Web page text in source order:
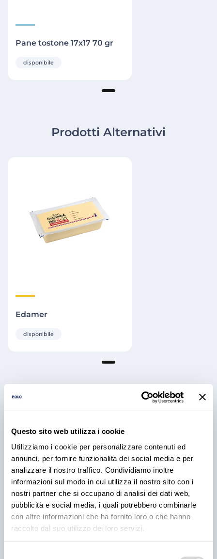
Questo sito web utilizza i cookie
Utilizziamo i cookie per personalizzare contenuti ed
annunci, per fornire funzionalità dei social media e per
analizzare il nostro traffico. Condividiamo inoltre
informazioni sul modo in cui utilizza il nostro sito con i
nostri partner che si occupano di analisi dei dati web,
pubblicità e social media, i quali potrebbero combinarle
con altre informazioni che ha fornito loro o che hanno
raccolto dal suo utilizzo dei loro servizi.
Pane tostone 17x17 70 gr
disponibile
Prodotti Alternativi
Edamer
disponibile
Articoli e Iniziative
RICETTE
BBQ Ribs: come preparare e